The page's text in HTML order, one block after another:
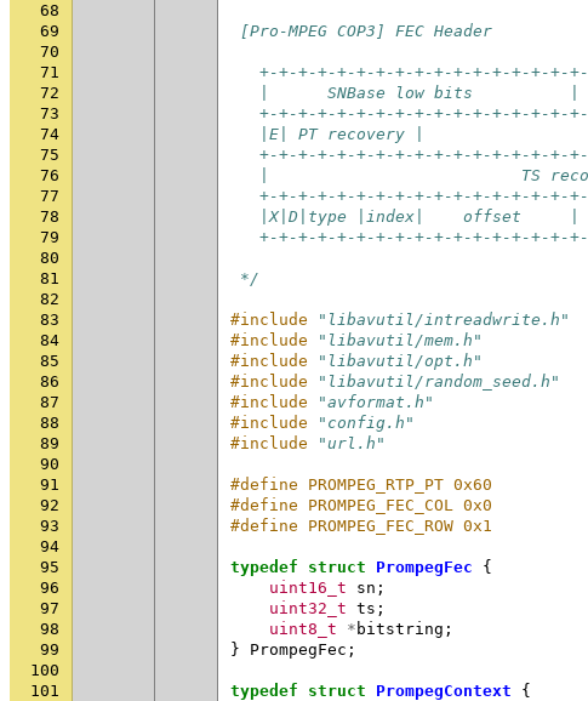
68
69
[Pro-MPEG COP3] FEC Header
70
71
+-+-+-+-+-+-+-+-+-+-+-+-+-+-+-+-
72
|      SNBase low bits          |
73
+-+-+-+-+-+-+-+-+-+-+-+-+-+-+-+-
74
|E| PT recovery |
75
+-+-+-+-+-+-+-+-+-+-+-+-+-+-+-+-
76
|                          TS
77
+-+-+-+-+-+-+-+-+-+-+-+-+-+-+-+-
78
|X|D|type |index|    offset     |
79
+-+-+-+-+-+-+-+-+-+-+-+-+-+-+-+-
80
81
*/
82
83
#include
"libavutil/intreadwrite.h"
84
#include
"libavutil/mem.h"
85
#include
"libavutil/opt.h"
86
#include
"libavutil/random_seed.h"
87
#include
"avformat.h"
88
#include
"config.h"
89
#include
"url.h"
90
91
#define PROMPEG_RTP_PT 0x60
92
#define PROMPEG_FEC_COL 0x0
93
#define PROMPEG_FEC_ROW 0x1
94
95
typedef struct PrompegFec
{
96
uint16_t sn ;
97
uint32_t ts ;
98
uint8_t * bitstring ;
99
} PrompegFec ;
100
101
typedef struct PrompegContext
{